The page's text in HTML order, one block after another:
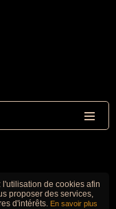
de cookies afin
proposer des services,
d'intérêts. En savoir plus